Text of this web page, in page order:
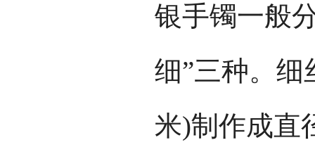
银手镯一般
细”三种。细
米)制作成直